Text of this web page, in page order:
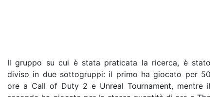
Il gruppo su cui è stata praticata la ricerca, è stato
diviso in due sottogruppi: il primo ha giocato per 50
ore a Call of Duty 2 e Unreal Tournament, mentre il